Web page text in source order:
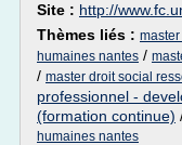
Site : http://
Thèmes liés :
humaines nantes /
/ master droit social
professionnel -
(formation continue)
humaines nantes